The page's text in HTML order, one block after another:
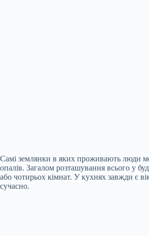
Самі землянки в яких проживають люди
опалів. Загалом розташування всього у
або чотирьох кімнат. У кухнях завжди є
сучасно.